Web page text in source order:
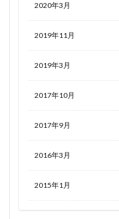
2020年3月
2019年11月
2019年3月
2017年10月
2017年9月
2016年3月
2015年1月